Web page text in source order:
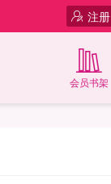
注册
会员书架